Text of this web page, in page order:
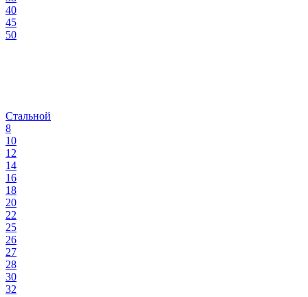
40
45
50
Стальной
8
10
12
14
16
18
20
22
25
26
27
28
30
32